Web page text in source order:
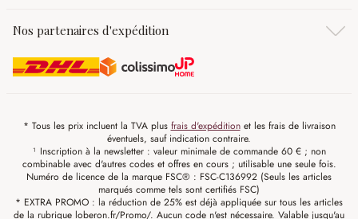
Nos partenaires d'expédition
* Tous les prix incluent la TVA plus frais d'expéditionet les frais de livraison
éventuels, sauf indication contraire.
¹ Inscription à la newsletter : valeur minimale de commande 60 € ; non
combinable avec d'autres codes et offres en cours ; utilisable une seule fois.
Numéro de licence de la marque FSC® : FSC-C136992 (Seuls les articles
marqués comme tels sont certifiés FSC)
* EXTRA PROMO : la réduction de 25% est déjà appliquée sur tous les articles
de la rubrique loberon.fr/Promo/. Aucun code n'est nécessaire. Valable jusqu'au